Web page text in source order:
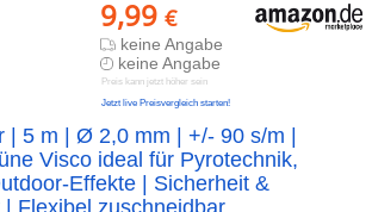
9,99 €
keine Angabe
keine Angabe
Preis kann jetzt höher sein
Jetzt live Preisvergleich starten!
| 5 m | Ø 2,0 mm | +/- 90 s/m |
Visco ideal für Pyrotechnik,
Effekte | Sicherheit &
Flexibel zuschneidbar